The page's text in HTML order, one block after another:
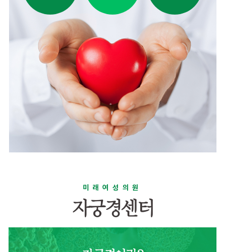
진료시간표 +
미래여성의원
검진센터